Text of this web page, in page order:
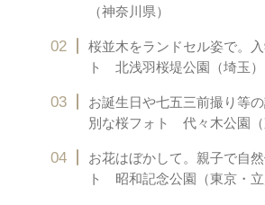
（神奈川県）
桜並木をランドセル姿で。
ト 北浅羽桜堤公園（埼玉）
お誕生日や七五三前撮り等
別な桜フォト 代々木公園（
お花はぼかして。親子で自
ト 昭和記念公園（東京・立